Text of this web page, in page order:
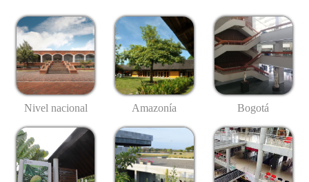
Nivel nacional Amazonía Bogotá